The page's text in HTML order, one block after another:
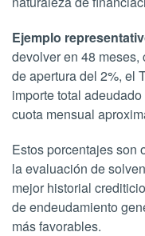
Ejemplo
devolver en 48
de apertura del 2%, el
importe total
cuota mensual
Estos porcentajes son
la evaluación de
mejor historial
de endeudamiento
más favorables.